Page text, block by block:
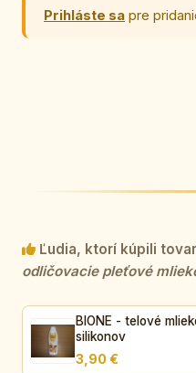
Prihláste sa pre
Ľudia, ktorí kúpili tovar
odličovacie pleťové
BIONE - telové
silikonov
3,90 €